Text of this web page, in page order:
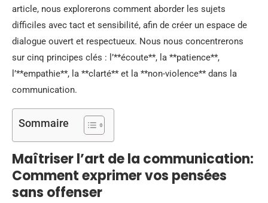
article, nous explorerons comment aborder les sujets
difficiles avec tact et sensibilité, afin de créer un espace de
dialogue ouvert et respectueux. Nous nous concentrerons
sur cinq principes clés : l’**écoute**, la **patience**,
l’**empathie**, la **clarté** et la **non-violence** dans la
communication.
Sommaire
Maîtriser l’art de la communication:
Comment exprimer vos pensées
sans offenser